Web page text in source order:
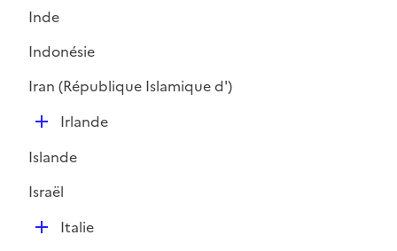
Inde
Indonésie
Iran (République Islamique d')
D
p
l
Irlande
Islande
Israël
DItalie